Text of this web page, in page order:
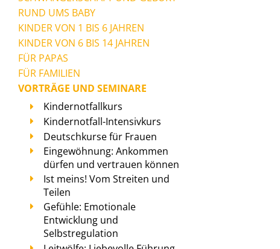
RUND UMS BABY
KINDER VON 1 BIS 6 JAHREN
KINDER VON 6 BIS 14 JAHREN
FÜR PAPAS
FÜR FAMILIEN
VORTRÄGE UND SEMINARE
Kindernotfallkurs
Kindernotfall-Intensivkurs
Deutschkurse für Frauen
Eingewöhnung: Ankommen
dürfen und vertrauen können
Ist meins! Vom Streiten und
Teilen
Gefühle: Emotionale
Entwicklung und
Selbstregulation